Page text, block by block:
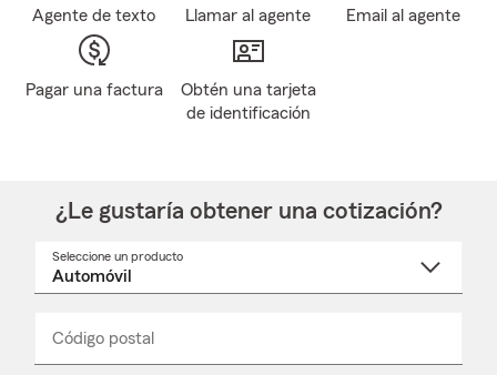
Agente de texto Llamar al agente Email al agente
Pagar una factura
Obtén una tarjeta
de identificación
¿Le gustaría obtener una cotización?
Seleccione un producto
desplegable
Código postal
_____